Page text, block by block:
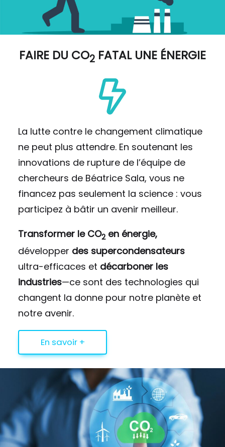
FAIRE DU CO2 FATAL UNE ÉNERGIE
La lutte contre le changement climatique
ne peut plus attendre. En soutenant les
innovations de rupture de l’équipe de
chercheurs de Béatrice Sala, vous ne
financez pas seulement la science : vous
participez à bâtir un avenir meilleur.
Transformer le CO2 en énergie,
développer des supercondensateurs
ultra-efficaces et décarboner les
industries—ce sont des technologies qui
changent la donne pour notre planète et
notre avenir.
En savoir +